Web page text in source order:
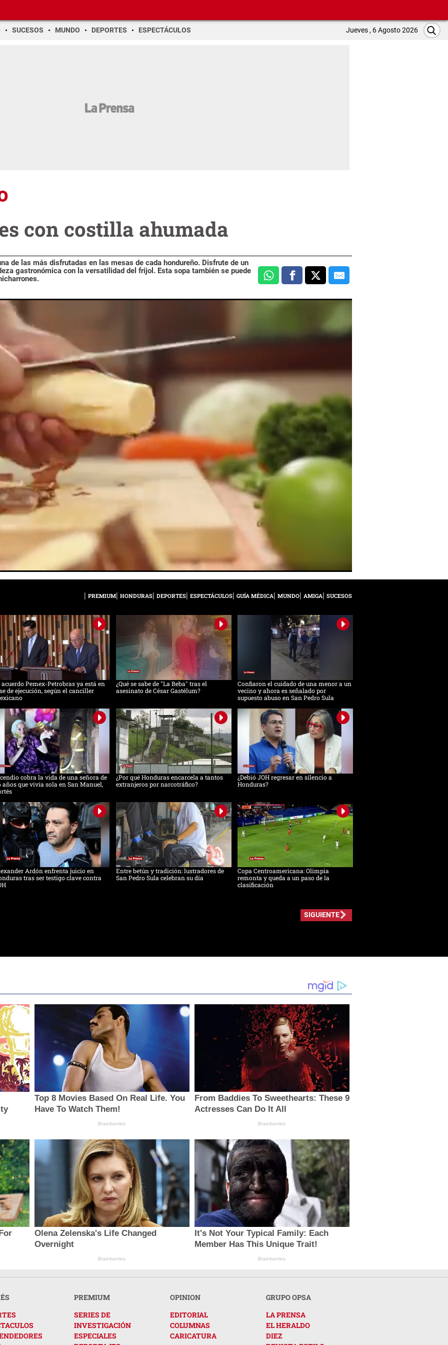
SUCESOS MUNDO DEPORTES ESPECTÁCULOS Jueves , 6 Agosto 2026
con costilla ahumada
de las más disfrutadas en las mesas de cada hondureño. Disfrute de un
gastronómica con la versatilidad del frijol. Esta sopa también se puede
PREMIUM HONDURAS DEPORTES ESPECTÁCULOS GUÍA MÉDICA MUNDO AMIGA SUCESOS
acuerdo Pemex-Petrobras ya está en
de ejecución, según el canciller
¿Qué se sabe de "La Beba" tras el
asesinato de César Gastélum?
Confiaron el cuidado de una menor a un
vecino y ahora es señalado por
supuesto abuso en San Pedro Sula
cobra la vida de una señora de
años que vivía sola en San Manuel,
¿Por qué Honduras encarcela a tantos
extranjeros por narcotráfico?
¿Debió JOH regresar en silencio a
Honduras?
Ardón enfrenta juicio en
tras ser testigo clave contra
Entre betún y tradición: lustradores de
San Pedro Sula celebran su día
Copa Centroamericana: Olimpia
remonta y queda a un paso de la
clasificación
SIGUIENTE
Top 8 Movies Based On Real Life. You
Have To Watch Them!
Brainberries
From Baddies To Sweethearts: These 9
Actresses Can Do It All
Brainberries
Olena Zelenska's Life Changed
Overnight
Brainberries
It's Not Your Typical Family: Each
Member Has This Unique Trait!
Brainberries
PREMIUM
SERIES DE
INVESTIGACIÓN
ESPECIALES
OPINION
EDITORIAL
COLUMNAS
CARICATURA
GRUPO OPSA
LA PRENSA
EL HERALDO
DIEZ